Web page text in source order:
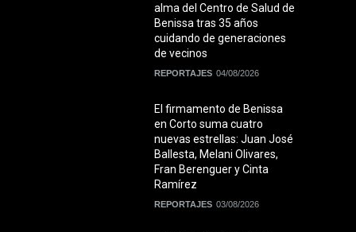
alma del Centro de Salud de
Benissa tras 35 años
cuidando de generaciones
de vecinos
REPORTAJES 04/08/2026
El firmamento de Benissa
en Corto suma cuatro
nuevas estrellas: Juan José
Ballesta, Melani Olivares,
Fran Berenguer y Cinta
Ramírez
REPORTAJES 03/08/2026